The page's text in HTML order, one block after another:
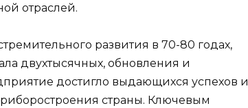
отраслей.
развития в 70-80 годах,
двухтысячных, обновления и
достигло выдающихся успехов и
страны. Ключевым